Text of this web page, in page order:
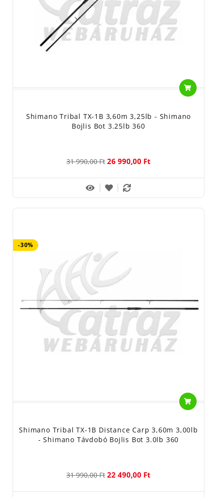
Shimano Tribal TX-1B 3,60m 3,25lb - Shimano
Bojlis Bot 3.25lb 360
31 990,00 Ft 26 990,00 Ft
-30%
Shimano Tribal TX-1B Distance Carp 3,60m 3,00lb
- Shimano Távdobó Bojlis Bot 3.0lb 360
31 990,00 Ft 22 490,00 Ft